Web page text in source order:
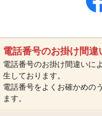
電話番号のお掛け間
電話番号のお掛け間違いに
生しております。
電話番号をよくお確かめの
ます。